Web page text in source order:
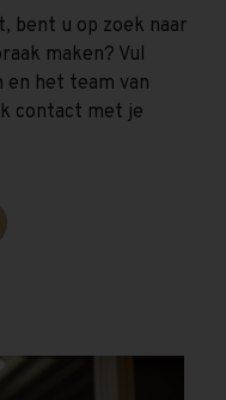
bent u op zoek naar
maken? Vul
het team van
contact met je